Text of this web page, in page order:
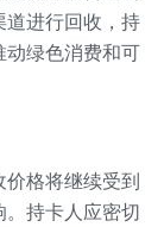
进行回收，持
绿色消费和可
格将继续受到
持卡人应密切